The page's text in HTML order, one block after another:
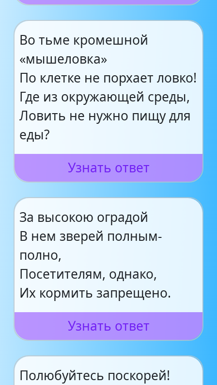
Во тьме кромешной
«мышеловка»
По клетке не порхает ловко!
Где из окружающей среды,
Ловить не нужно пищу для
еды?
Узнать ответ
За высокою оградой
В нем зверей полным-
полно,
Посетителям, однако,
Их кормить запрещено.
Узнать ответ
Полюбуйтесь поскорей!